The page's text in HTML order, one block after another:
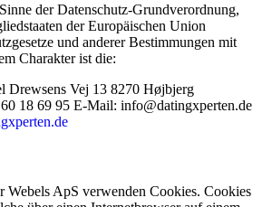
der Datenschutz-Grundverordnung,
der Europäischen Union
und anderer Bestimmungen mit
Charakter ist die:
Drewsens Vej 13 8270 Højbjerg
18 69 95 E-Mail: info@datingxperten.de
Webels ApS verwenden Cookies. Cookies